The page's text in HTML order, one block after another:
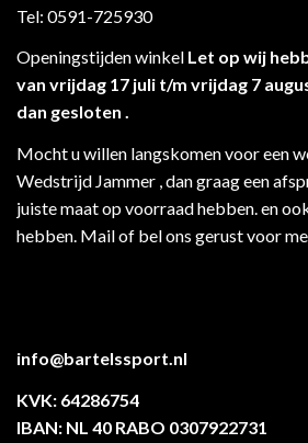
Tel: 0591-725930
Openingstijden winkel Let op wij
van vrijdag 17 juli t/m vrijdag 7
dan gesloten .
Mocht u willen langskomen voor een
Wedstrijd Jammer , dan graag een
juiste maat op voorraad hebben. en
hebben. Mail of bel ons gerust voor
info@bartelssport.nl
KVK: 64286754
IBAN: NL 40 RABO 0307922731